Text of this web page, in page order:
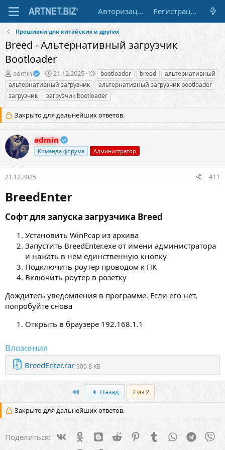
Авторизация Регистрация
Прошивки для китайских и других
Breed - Альтернативный загрузчик
Bootloader
А
в
т
о
р
т
е
м
ы
admin
Д
а
т
а
н
а
ч
а
л
а
21.12.2025
Т
е
г
и
bootloader breed
альтернативный
альтернативный загрузчик
альтернативный загрузчик bootloader
загрузчик
загрузчик bootloader
Закрыто для дальнейших ответов.
admin
Команда форума Администратор
21.12.2025 #11
BreedEnter​
Софт для запуска загрузчика Breed​
Установить WinPcap из архива
Запустить BreedEnter.exe от имени администратора
и нажать в нём единственную кнопку
Подключить роутер проводом к ПК
Включить роутер в розетку
Дождитесь уведомления в программе. Если его нет,
попробуйте снова
Открыть в браузере 192.168.1.1
Вложения
BreedEnter.rar 900 8 КБ
ПервыйНазад 2 из 2
Закрыто для дальнейших ответов.
Поделиться: Vk Ok BloggerReddit PinterestTumblr WhatsApp